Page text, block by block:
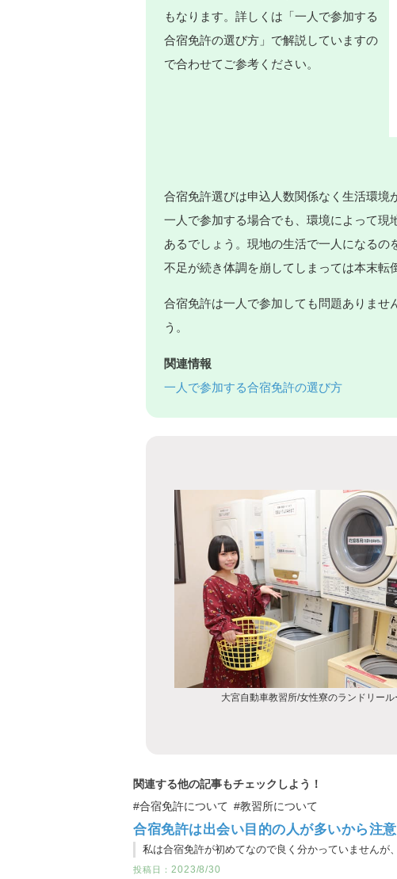
もなります。詳しくは「一人で参加する
合宿免許の選び方」で解説していますの
で合わせてご参考ください。
合宿免許選びは申込人数関係なく生活環境
一人で参加する場合でも、環境によって現
あるでしょう。現地の生活で一人になる
不足が続き体調を崩してしまっては本末転
合宿免許は一人で参加しても問題ありませ
う。
関連情報
一人で参加する合宿免許の選び方
大宮自動車教習所/女性寮のランドリール
関連する他の記事もチェックしよう！
#合宿免許について #教習所について
合宿免許は出会い目的の人が多いから注
2023/8/30